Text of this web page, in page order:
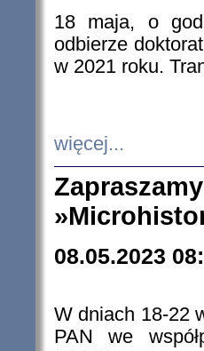
18 maja, o
odbierze
w 2021 roku.
więcej...
08.05.2023
W dniach 18-22
PAN we